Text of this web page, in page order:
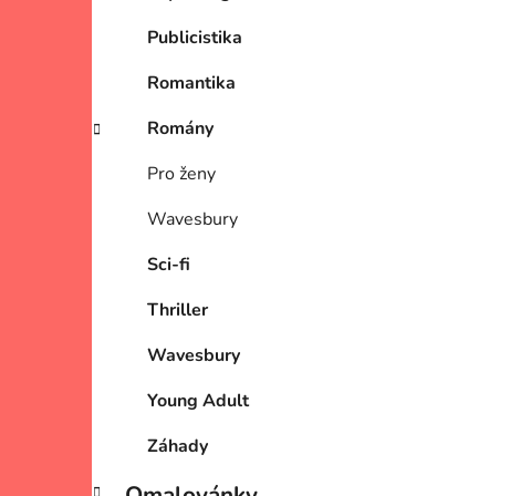
Publicistika
Romantika
Romány
Pro ženy
Wavesbury
Sci-fi
Thriller
Wavesbury
Young Adult
Záhady